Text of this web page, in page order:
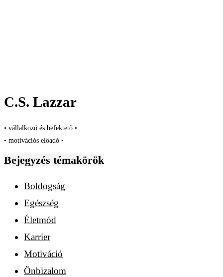
C.S. Lazzar
• vállalkozó és befektető •
• motivációs előadó •
Bejegyzés témakörök
Boldogság
Egészség
Életmód
Karrier
Motiváció
Önbizalom